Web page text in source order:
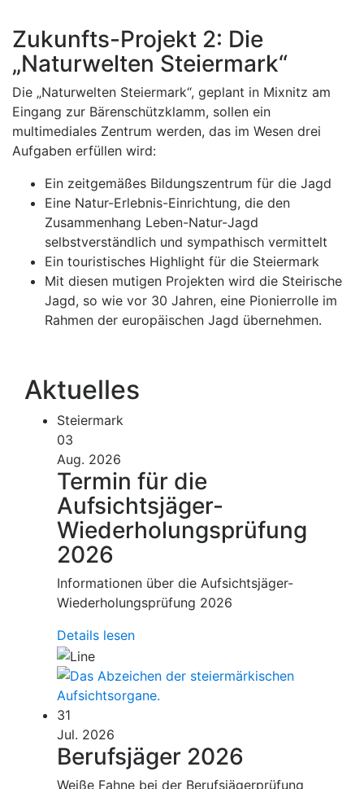
Zukunfts-Projekt 2: Die
„Naturwelten Steiermark“
Die „Naturwelten Steiermark“, geplant in Mixnitz am
Eingang zur Bärenschützklamm, sollen ein
multimediales Zentrum werden, das im Wesen drei
Aufgaben erfüllen wird:
Ein zeitgemäßes Bildungszentrum für die Jagd
Eine Natur-Erlebnis-Einrichtung, die den
Zusammenhang Leben-Natur-Jagd
selbstverständlich und sympathisch vermittelt
Ein touristisches Highlight für die Steiermark
Mit diesen mutigen Projekten wird die Steirische
Jagd, so wie vor 30 Jahren, eine Pionierrolle im
Rahmen der europäischen Jagd übernehmen.
Aktuelles
Steiermark
03
Aug. 2026
Termin für die
Aufsichtsjäger-
Wiederholungsprüfung
2026
Informationen über die Aufsichtsjäger-
Wiederholungsprüfung 2026
Details lesen
31
Jul. 2026
Berufsjäger 2026
Weiße Fahne bei der Berufsjägerprüfung